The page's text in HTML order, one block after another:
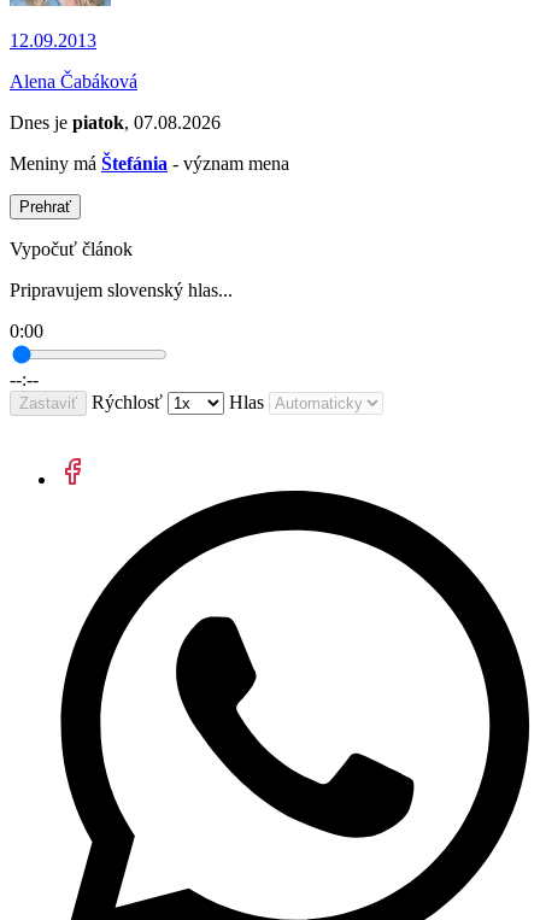
12.09.2013
Alena Čabáková
Dnes je piatok, 07.08.2026
Meniny má Štefánia - význam mena
Prehrať
Vypočuť článok
Pripravujem slovenský hlas...
0:00
--:--
Zastaviť Rýchlosť Hlas